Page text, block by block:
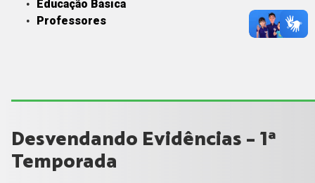
Educação Básica
Professores
Desvendando Evidências - 1ª
Temporada